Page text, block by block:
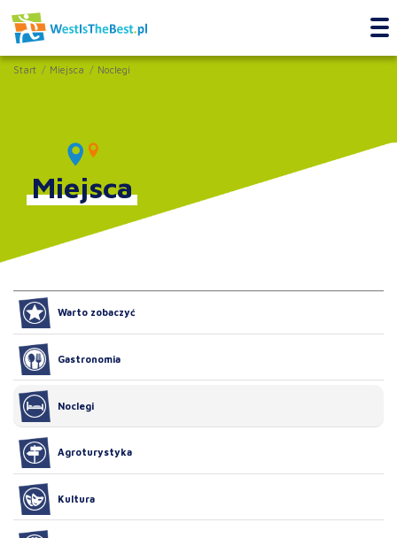
Start Miejsca Noclegi
Miejsca
Warto zobaczyć
Gastronomia
Noclegi
Agroturystyka
Kultura